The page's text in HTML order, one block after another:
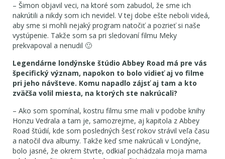
– Šimon objavil veci, na ktoré som zabudol, že sme ich
nakrútili a nikdy som ich nevidel. V tej dobe ešte neboli videá,
aby sme si mohli nejaký program natočiť a pozrieť si naše
vystúpenie. Takže som sa pri sledovaní filmu Meky
prekvapoval a nenudil 🙂
Legendárne londýnske štúdio Abbey Road má pre vás
špecifický význam, napokon to bolo vidieť aj vo filme
pri jeho návšteve. Komu napadlo zájsť aj tam a kto
zväčša volil miesta, na ktorých ste nakrúcali?
– Ako som spomínal, kostru filmu sme mali v podobe knihy
Honzu Vedrala a tam je, samozrejme, aj kapitola z Abbey
Road štúdií, kde som posledných šesť rokov strávil veľa času
a natočil dva albumy. Takže keď sme nakrúcali v Londýne,
bolo jasné, že okrem štvrte, odkiaľ pochádzala moja mama